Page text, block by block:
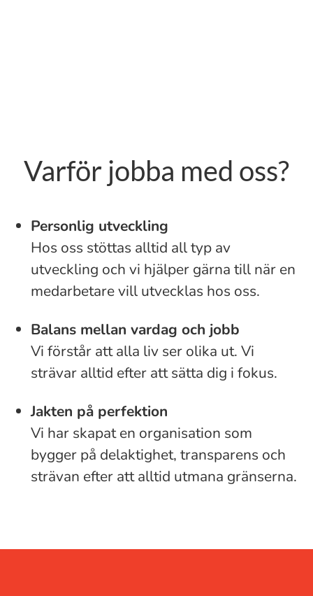
Varför jobba med oss?
Personlig utveckling
Hos oss stöttas alltid all typ av
utveckling och vi hjälper gärna till när en
medarbetare vill utvecklas hos oss.
Balans mellan vardag och jobb
Vi förstår att alla liv ser olika ut. Vi
strävar alltid efter att sätta dig i fokus.
Jakten på perfektion
Vi har skapat en organisation som
bygger på delaktighet, transparens och
strävan efter att alltid utmana gränserna.